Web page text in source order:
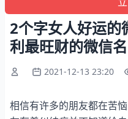
2个字女人好运的
利最旺财的微信名
2021-12-13 23:20
相信有许多的朋友都在苦